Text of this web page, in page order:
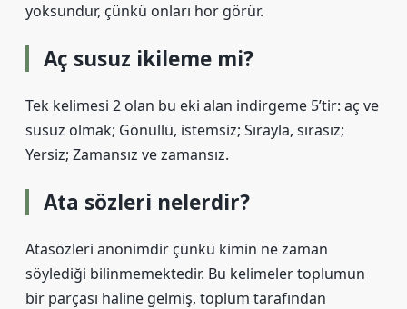
yoksundur, çünkü onları hor görür.
Aç susuz ikileme mi?
Tek kelimesi 2 olan bu eki alan indirgeme 5’tir: aç ve
susuz olmak; Gönüllü, istemsiz; Sırayla, sırasız;
Yersiz; Zamansız ve zamansız.
Ata sözleri nelerdir?
Atasözleri anonimdir çünkü kimin ne zaman
söylediği bilinmemektedir. Bu kelimeler toplumun
bir parçası haline gelmiş, toplum tarafından